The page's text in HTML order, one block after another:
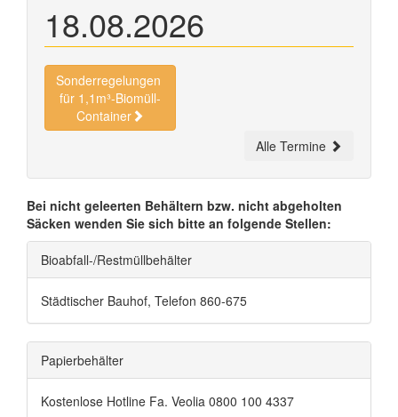
18.08.2026
Sonderregelungen
für 1,1m³-Biomüll-
Container
Alle Termine
Bei nicht geleerten Behältern bzw. nicht abgeholten
Säcken wenden Sie sich bitte an folgende Stellen:
Bioabfall-/Restmüllbehälter
Städtischer Bauhof, Telefon 860-675
Papierbehälter
Kostenlose Hotline Fa. Veolia 0800 100 4337